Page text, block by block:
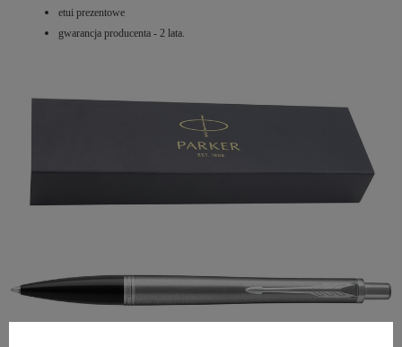
etui prezentowe
gwarancja producenta - 2 lata.